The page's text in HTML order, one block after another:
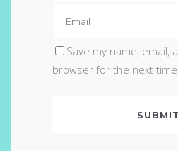
Save my name, email,
browser for the next